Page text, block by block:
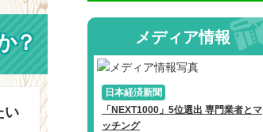
？
い
メディア情報
日本経済新聞
「NEXT1000」5位選出 専門業者とマ
ッチング